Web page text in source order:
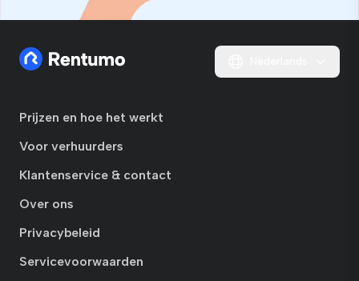
Prijzen en hoe het werkt
Voor verhuurders
Klantenservice & contact
Over ons
Privacybeleid
Servicevoorwaarden